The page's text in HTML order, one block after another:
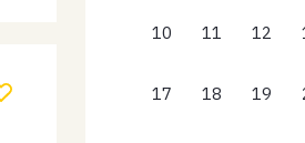
10 11 12
17 18 19